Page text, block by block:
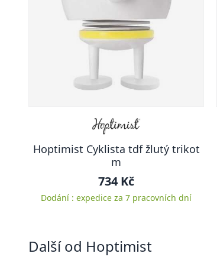
Hoptimist Cyklista tdf žlutý trikot
m
734 Kč
Dodání : expedice za 7 pracovních dní
Další od Hoptimist